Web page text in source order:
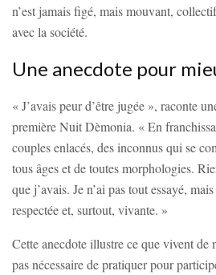
n’est jamais figé, mais mouvant,
avec la société.
Une anecdote pour
« J’avais peur d’être jugée », raconte
première Nuit Dèmonia. « En
couples enlacés, des inconnus qui se
tous âges et de toutes morphologies.
que j’avais. Je n’ai pas tout essayé,
respectée et, surtout, vivante. »
Cette anecdote illustre ce que vivent de
pas nécessaire de pratiquer pour